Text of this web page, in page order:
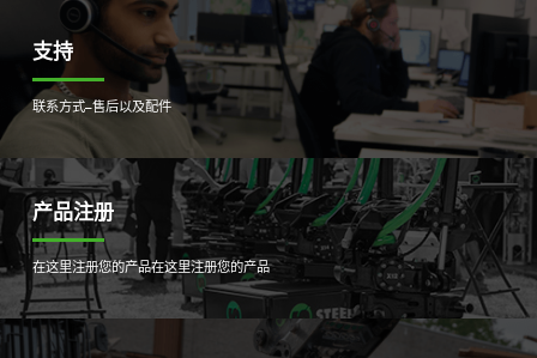
支持
联系方式–售后以及配件
产品注册
在这里注册您的产品在这里注册您的产品